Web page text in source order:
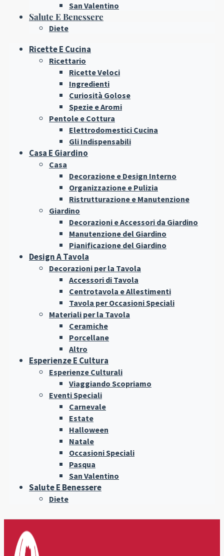
San Valentino
Salute E Benessere
Diete
Ricette E Cucina
Ricettario
Ricette Veloci
Ingredienti
Curiosità Golose
Spezie e Aromi
Pentole e Cottura
Elettrodomestici Cucina
Gli Indispensabili
Casa E Giardino
Casa
Decorazione e Design Interno
Organizzazione e Pulizia
Ristrutturazione e Manutenzione
Giardino
Decorazioni e Accessori da Giardino
Manutenzione del Giardino
Pianificazione del Giardino
Design A Tavola
Decorazioni per la Tavola
Accessori di Tavola
Centrotavola e Allestimenti
Tavola per Occasioni Speciali
Materiali per la Tavola
Ceramiche
Porcellane
Altro
Esperienze E Cultura
Esperienze Culturali
Viaggiando Scopriamo
Eventi Speciali
Carnevale
Estate
Halloween
Natale
Occasioni Speciali
Pasqua
San Valentino
Salute E Benessere
Diete